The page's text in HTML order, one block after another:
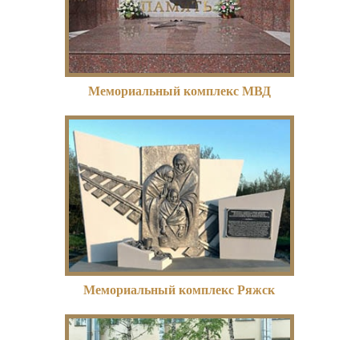
Мемориальный комплекс МВД
Мемориальный комплекс Ряжск